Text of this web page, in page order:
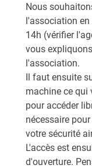
Nous
l'association
14h (vérifier
vous
l'association.
Il faut ensuite
machine ce qui
pour accéder
nécessaire
votre sécurité
L'accès est
d'ouverture.